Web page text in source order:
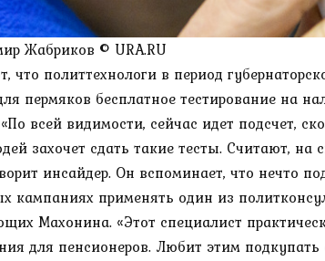
Жабриков © URA.RU
что политтехнологи в период
пермяков бесплатное тестирование на
всей видимости, сейчас идет подсчет,
захочет сдать такие тесты. Считают, на
инсайдер. Он вспоминает, что нечто
кампаниях применять один из
Махонина. «Этот специалист
для пенсионеров. Любит этим